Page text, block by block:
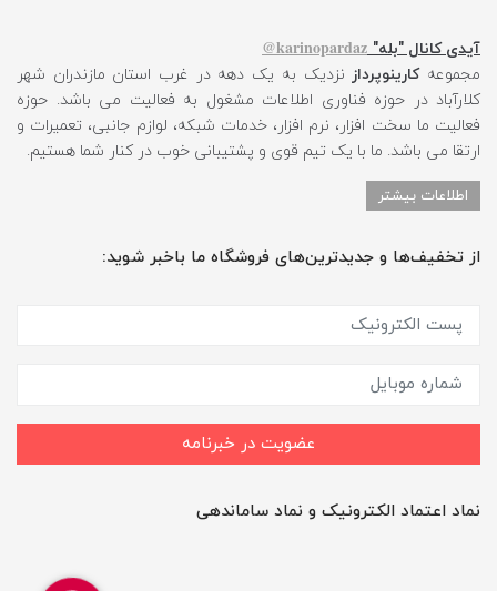
آیدی کانال "بله" karinopardaz@
مجموعهکارینوپرداز نزدیک به یک دهه در غرب استان مازندران شهر
کلارآباد در حوزه فناوری اطلاعات مشغول به فعالیت می باشد. حوزه
فعالیت ما سخت افزار، نرم افزار، خدمات شبکه، لوازم جانبی، تعمیرات و
ارتقا می باشد. ما با یک تیم قوی و پشتیبانی خوب در کنار شما هستیم.
اطلاعات بیشتر
از تخفیف‌ها و جدیدترین‌های فروشگاه ما باخبر شوید:
عضویت در خبرنامه
نماد اعتماد الکترونیک و نماد ساماندهی